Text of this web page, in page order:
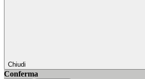
Chiudi
Conferma